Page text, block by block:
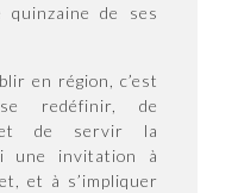
quinzaine de ses
en région, c’est
redéfinir, de
de servir la
une invitation à
et à s’impliquer